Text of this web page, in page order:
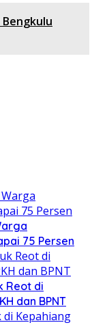
75 Persen
Reot di
dan BPNT